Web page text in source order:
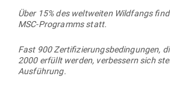
Über 15% des welt­weiten Wild­fangs
MSC-Pro­gramms statt.
Fast 900 Zer­ti­fi­zie­rungs­be­din­gungen,
2000 erfüllt werden, ver­bessern sich
Ausführung.